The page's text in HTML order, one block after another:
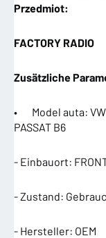
Przedmiot:
FACTORY RADIO
Zusätzliche
• Model auta: VW
PASSAT B6
- Einbauort:
- Zustand:
- Hersteller: OEM